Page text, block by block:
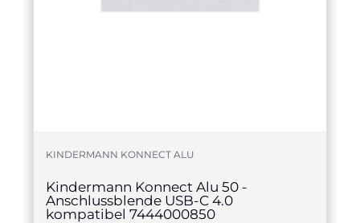
KINDERMANN KONNECT ALU
Kindermann Konnect Alu 50 -
Anschlussblende USB-C 4.0
kompatibel 7444000850